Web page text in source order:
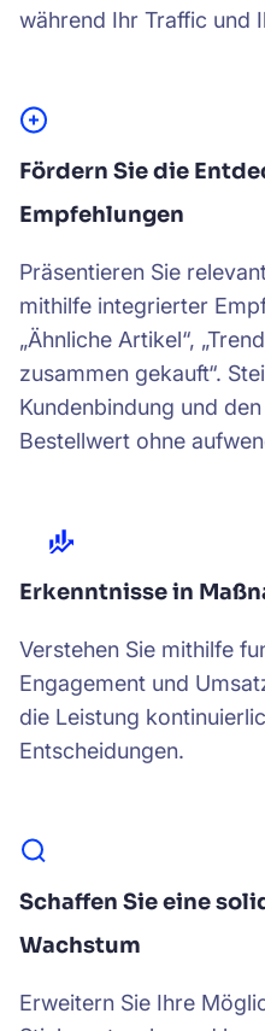
während Ihr Traffic und
Fördern Sie die
Empfehlungen
Präsentieren Sie
mithilfe integrierter
„Ähnliche Artikel“,
zusammen gekauft“.
Kundenbindung und
Bestellwert ohne
Erkenntnisse in
Verstehen Sie mithilfe
Engagement und
die Leistung
Entscheidungen.
Schaffen Sie eine
Wachstum
Erweitern Sie Ihre